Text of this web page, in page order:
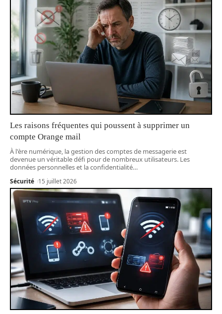
Les raisons fréquentes qui poussent à supprimer un
compte Orange mail
À l'ère numérique, la gestion des comptes de messagerie est
devenue un véritable défi pour de nombreux utilisateurs. Les
données personnelles et la confidentialité…
Sécurité 15 juillet 2026